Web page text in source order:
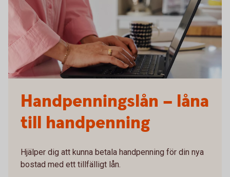
Handpenningslån – låna
till handpenning
Hjälper dig att kunna betala handpenning för din nya
bostad med ett tillfälligt lån.